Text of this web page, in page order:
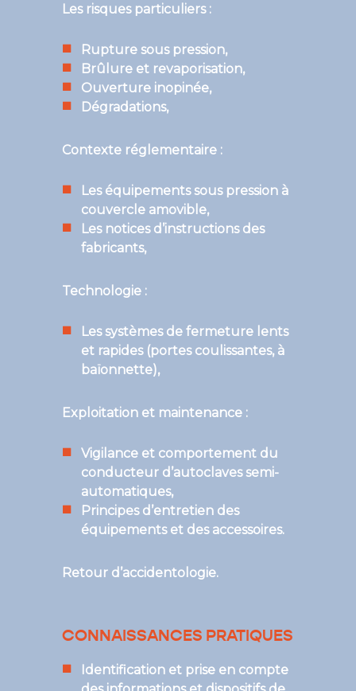
Les risques particuliers :
Rupture sous pression,
Brûlure et revaporisation,
Ouverture inopinée,
Dégradations,
Contexte réglementaire :
Les équipements sous pression à
couvercle amovible,
Les notices d’instructions des
fabricants,
Technologie :
Les systèmes de fermeture lents
et rapides (portes coulissantes, à
baïonnette),
Exploitation et maintenance :
Vigilance et comportement du
conducteur d’autoclaves semi-
automatiques,
Principes d’entretien des
équipements et des accessoires.
Retour d’accidentologie.
CONNAISSANCES PRATIQUES
Identification et prise en compte